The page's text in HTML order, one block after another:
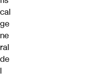
cal
ge
ne
ral
de
l